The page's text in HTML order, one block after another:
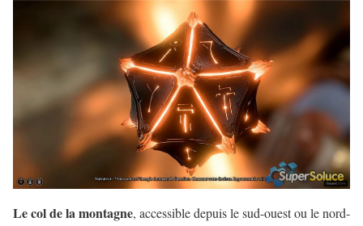
Le col de la montagne, accessible depuis le sud-ouest ou le nord-